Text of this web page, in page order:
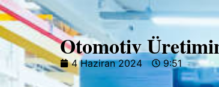
Otomotiv
4 Haziran 2024 9:51